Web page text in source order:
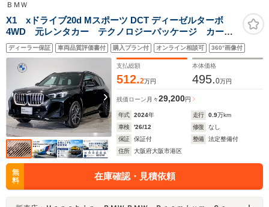
ＢＭＷ
X1 xドライブ20d Mスポーツ DCT ディーゼルターボ
4WD 元レンタカー テクノロジーパッケージ カーブ
ドディスプレイ ヘッドアップディスプレイ Mアルカン
タラヴェガンザシート シートヒーター LEDヘッドラ
イト 全周囲カメラ 電動パワーシート 純正18インチ
ディーラー保証 車両品質評価書付 購入プラン付 オンライン相談可 360°画像付
支払総額
512.2万円
本体価格
495.0万円
残価ローン 月々29,200円
年式 2024年 走行 0.9万km
車検
'26/12 修復
なし
保証
保証付 整備
法定整備付
住所
大阪府大阪市港区
無
料
在庫確認・見積依頼